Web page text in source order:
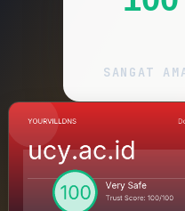
SANGAT